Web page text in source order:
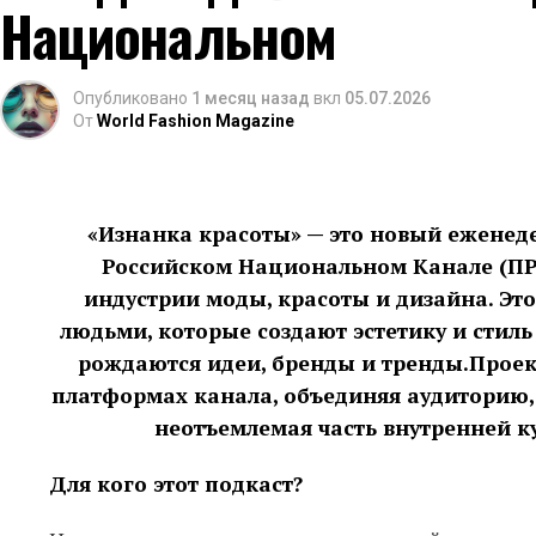
https://vk.com/mosfweek
https://dzen.ru/mosfweek
Артисты и звездные гости :
Национальном
Опубликовано 1 месяц назад вкл 05.07.2026
ОтWorld Fashion Magazine
«Изнанка красоты» — это новый
Российском Национальном Канале
индустрии моды, красоты и дизайна.
людьми, которые создают эстетику и
рождаются идеи, бренды и
платформах канала, объединяя
неотъемлемая часть внутренней
Для кого этот подкаст?